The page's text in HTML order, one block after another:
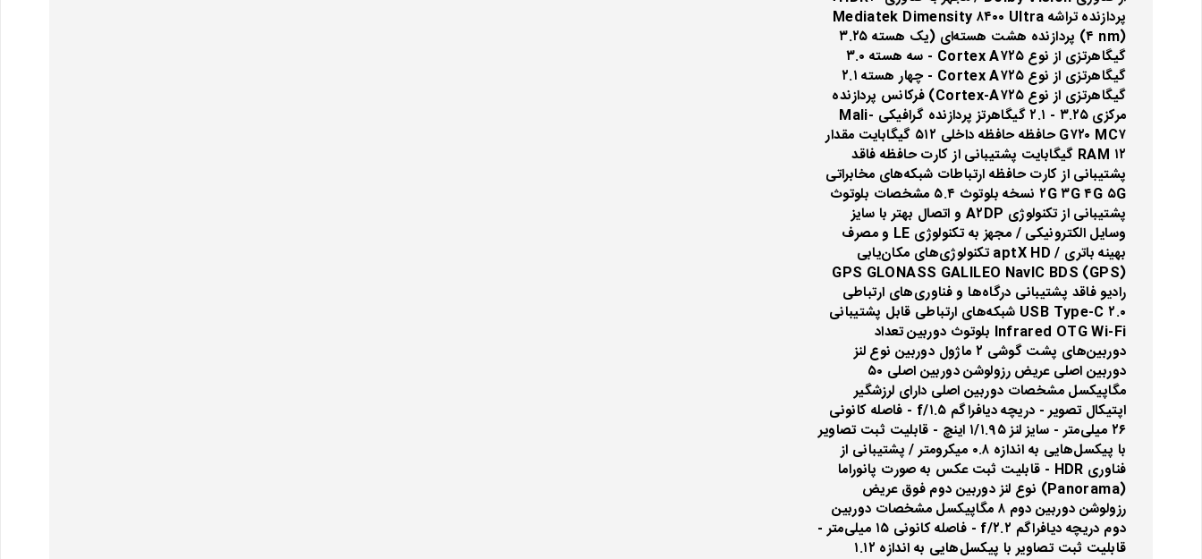
پردازنده تراشه Mediatek Dimensity ۸۴۰۰ Ultra
(۴ nm) پردازنده‌ هشت هسته‌ای (یک هسته ۳.۲۵
گیگاهرتزی از نوع Cortex A۷۲۵ - سه هسته ۳.۰
گیگاهرتزی از نوع Cortex A۷۲۵ - چهار هسته ۲.۱
گیگاهرتزی از نوع Cortex-A۷۲۵) فرکانس پردازنده‌
مرکزی ۳.۲۵ - ۲.۱ گیگاهرتز پردازنده‌ گرافیکی Mali-
G۷۲۰ MC۷ حافظه حافظه داخلی ۵۱۲ گیگابایت مقدار
RAM ۱۲ گیگابایت پشتیبانی از کارت حافظه فاقد
پشتیبانی از کارت حافظه ارتباطات شبکه‌های مخابراتی
۲G ۳G ۴G ۵G نسخه بلوتوث ۵.۴ مشخصات بلوتوث
پشتیبانی از تکنولوژی A۲DP و اتصال بهتر با سایز
وسایل الکترونیکی / مجهز به تکنولوژی LE و مصرف
بهینه باتری / aptX HD تکنولوژی‌های مکان‌یابی
(GPS) GPS GLONASS GALILEO NavIC BDS
رادیو فاقد پشتیبانی درگاه‌ها و فناوری‌های ارتباطی
USB Type-C ۲.۰ شبکه‌های ارتباطی قابل پشتیبانی
Infrared OTG Wi-Fi بلوتوث دوربین تعداد
دوربین‌های پشت گوشی ۲ ماژول دوربین نوع لنز
دوربین اصلی عریض رزولوشن دوربین اصلی ۵۰
مگاپیکسل مشخصات دوربین اصلی دارای لرزشگیر
اپتیکال تصویر - دریچه دیافراگم f/۱.۵ - فاصله کانونی
۲۶ میلی‌متر - سایز لنز ۱/۱.۹۵ اینچ - قابلیت ثبت تصاویر
با پیکسل‌هایی به اندازه ۰.۸ میکرومتر / پشتیبانی از
فناوری HDR - قابلیت ثبت عکس به صورت پانوراما
(Panorama) نوع لنز دوربین دوم فوق عریض
رزولوشن دوربین دوم ۸ مگاپیکسل مشخصات دوربین
دوم دریچه دیافراگم f/۲.۲ - فاصله کانونی ۱۵ میلی‌متر -
قابلیت ثبت تصاویر با پیکسل‌هایی به اندازه ۱.۱۲